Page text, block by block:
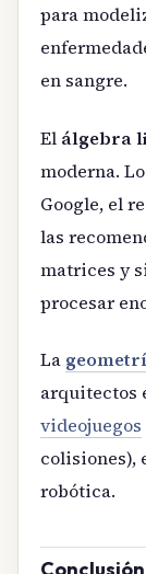
para
en sangre.
El álgebra
moderna.
Google, el
las
matrices y
procesar
La
arquitectos
videojuegos
colisiones),
robótica.